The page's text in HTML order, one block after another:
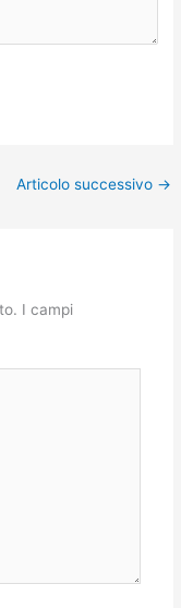
Articolo successivo →
I campi